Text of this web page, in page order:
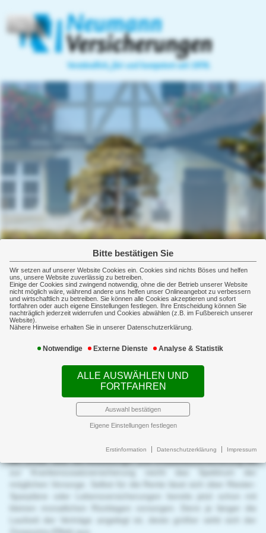
Bitte bestätigen Sie
Wir setzen auf unserer Website Cookies ein. Cookies sind nichts Böses und helfen
uns, unsere Website zuverlässig zu betreiben.
Einige der Cookies sind zwingend notwendig, ohne die der Betrieb unserer Website
nicht möglich wäre, während andere uns helfen unser Onlineangebot zu verbessern
und wirtschaftlich zu betreiben. Sie können alle Cookies akzeptieren und sofort
fortfahren oder auch eigene Einstellungen festlegen. Ihre Entscheidung können Sie
nachträglich jederzeit widerrufen und Cookies abwählen (z.B. im Fußbereich unserer
Website).
Nähere Hinweise erhalten Sie in unserer Datenschutzerklärung.
Notwendige Externe Dienste Analyse & Statistik
ALLE AUSWÄHLEN UND
FORTFAHREN
Auswahl bestätigen
Eigene Einstellungen festlegen
Erstinformation Datenschutzerklärung Impressum
Heiko Neumann
07144-5624
info@versicherungsmakler-
neumann.de
http://www.versicherungsmakler-
neumann.de
Home
Privatversicherungen
Vorsorge
Betriebliche Altersvorsorge
Lebensversicherung
Rentenversicherung
Berufsunfähigkeit
Pflegevorsorge
Schwere Krankheit
Sachversicherung
Gesundheit
Gewerbeversicherungen
Schadenmanagement
Immobilienfinanzierung
Kindervorsorge
Sorge tragen für die wichtigsten Menschen der Welt
Raufen, toben, springen, spielen, Quatsch machen: Wer Kinder
hat, kennt die Herausforderungen, denen man tagtäglich mit
ihnen ausgesetzt ist. Um zumindest finanziell nicht für die
Eskapaden der Kleinen gerade stehen zu müssen, ist von Anfang
an eine Haftpflichtversicherung für die Kinder ein absolutes Muss:
So sind mögliche Schadenersatzansprüche bei kaputten
Sicherheit der Kinder sollte heute noch viel weiter reichen: Von
möglichen Vorsorge. Selbst für die Rente lässt sich über Riester-
Sparpläne oder Lebensversicherungen bereits jetzt schon mit
kleinen monatlichen Rücklagen vorsorgen. Denn je länger die
Laufzeit der Verträge angelegt ist, desto größer wirkt sich der